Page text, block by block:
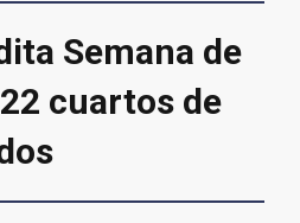
Semana de
cuartos de